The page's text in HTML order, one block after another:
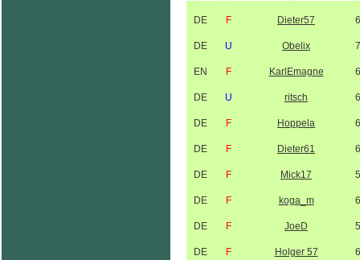
DE F Dieter57
DE U Obelix
EN F KarlEmagne
DE U ritsch
DE F Hoppela
DE F Dieter61
DE F Mick17
DE F koga_m
DE F JoeD
DE F Holger 57